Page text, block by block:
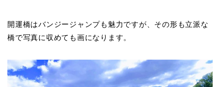
開運橋はバンジージャンプも魅力ですが、その形も立派な
橋で写真に収めても画になります。